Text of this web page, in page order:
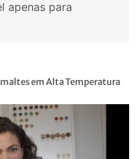
apenas para
em Alta Temperatura